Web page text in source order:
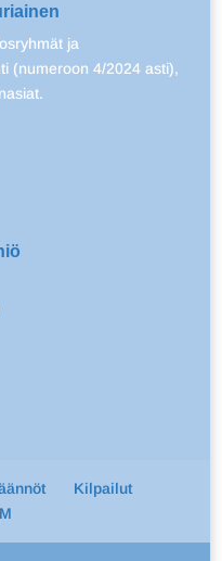
ja
(numeroon 4/2024 asti),
Kilpailut